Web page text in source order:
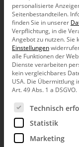
Er war am Hoover-
Grafik am Bau. In
Zeitdauern für die
Grafik für die
personalisierte
Seitenbestandteilen.
finden Sie in unserer
Verpflichtung, in die
Angebot zu nutzen.Sie
Einstellungen
alle Funktionen der
Dienste verarbeiten
kein vergleichbares
USA. Die Übermittlung
Art. 49 Abs. 1 a DSGVO.
Es folgt eine
Technisch
Statistik
Marketing